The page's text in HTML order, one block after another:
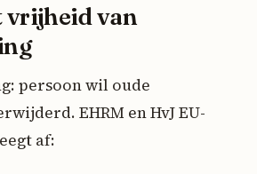
vrijheid van
persoon wil oude
EHRM en HvJ EU-
af: